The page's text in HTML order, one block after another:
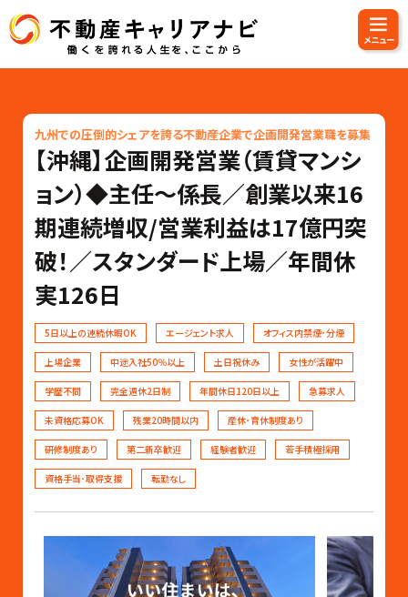
九州での圧倒的シェアを誇る不動産企業で企画開発営業職を募集
【沖縄】企画開発営業（賃貸マンシ
ョン）◆主任〜係長／創業以来16
期連続増収/営業利益は17億円突
破！／スタンダード上場／年間休
実126日
5日以上の連続休暇OK エージェント求人 オフィス内禁煙･分煙
上場企業 中途入社50％以上 土日祝休み 女性が活躍中
学歴不問 完全週休2日制 年間休日120日以上 急募求人
未資格応募OK 残業20時間以内 産休･育休制度あり
研修制度あり 第二新卒歓迎 経験者歓迎 若手積極採用
資格手当･取得支援 転勤なし